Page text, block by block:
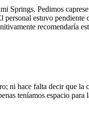
Springs. Pedimos
estuvo pendiente
recomendaría
ni hace falta decir que la
teníamos espacio para